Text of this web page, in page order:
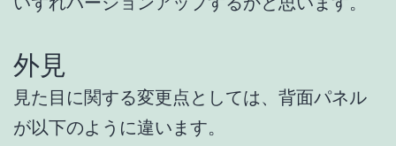
外見
見た目に関する変更点としては、背面パネル
が以下のように違います。